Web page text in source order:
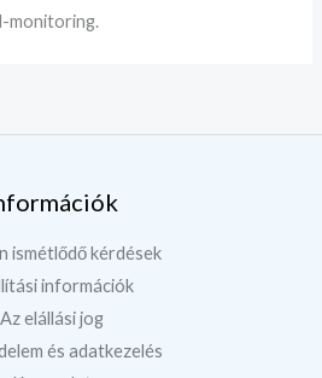
monitoring.
ismétlődő kérdések
információk
Az elállási jog
és adatkezelés